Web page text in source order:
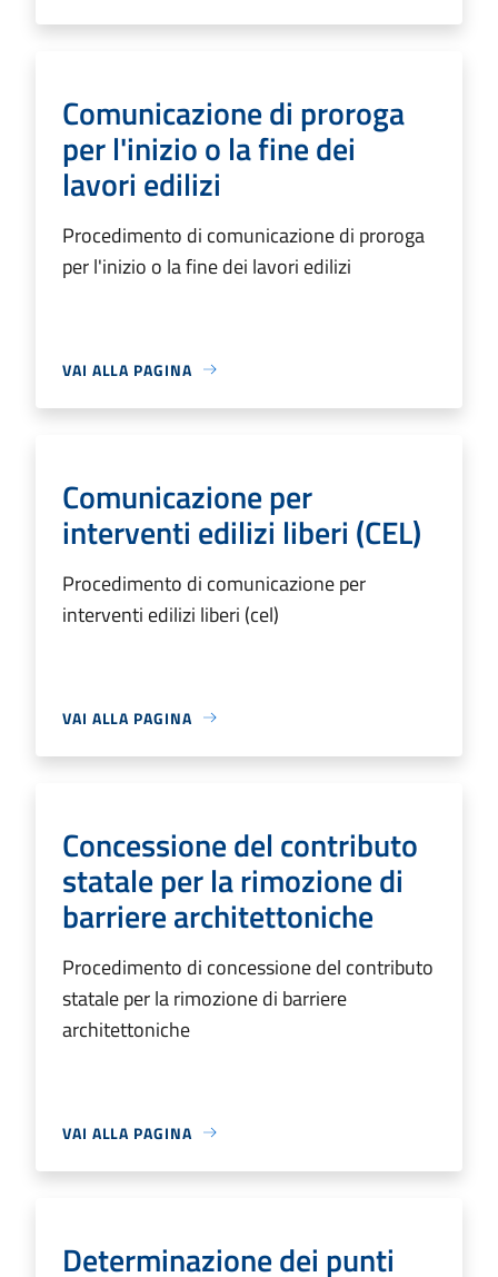
Comunicazione di proroga
per l'inizio o la fine dei
lavori edilizi
Procedimento di comunicazione di proroga
per l'inizio o la fine dei lavori edilizi
VAI ALLA PAGINA
Comunicazione per
interventi edilizi liberi (CEL)
Procedimento di comunicazione per
interventi edilizi liberi (cel)
VAI ALLA PAGINA
Concessione del contributo
statale per la rimozione di
barriere architettoniche
Procedimento di concessione del contributo
statale per la rimozione di barriere
architettoniche
VAI ALLA PAGINA
Determinazione dei punti